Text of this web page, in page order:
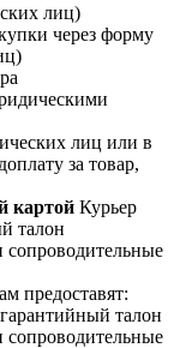
лиц)
через форму
лиц или в
за товар,
картой Курьер
талон
сопроводительные
предоставят:
талон
сопроводительные